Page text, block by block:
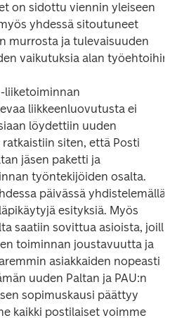
on sidottu viennin yleiseen
yhdessä sitoutuneet
murrosta ja tulevaisuuden
vaikutuksia alan
liiketoiminnan
liikkeenluovutusta ei
löydettiin uuden
siten, että Posti
jäsen paketti ja
työntekijöiden osalta.
päivässä yhdistelemällä
esityksiä. Myös
saatiin sovittua asioista, joilla
toiminnan joustavuutta ja
asiakkaiden nopeasti
uuden Paltan ja PAU:n
sopimuskausi päättyy
kaikki postilaiset voimme